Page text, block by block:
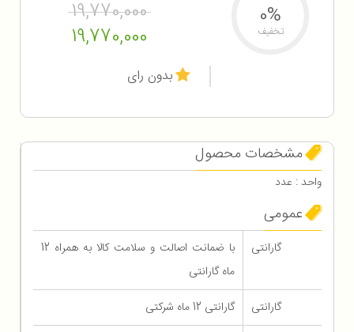
19,770,000
19,770,000
0%
تخفیف
بدون رای
مشخصات محصول
واحد : عدد
عمومی
گارانتی
با ضمانت اصالت و سلامت کالا به همراه 12
ماه گارانتی
گارانتی
گارانتی 12 ماه شرکتی